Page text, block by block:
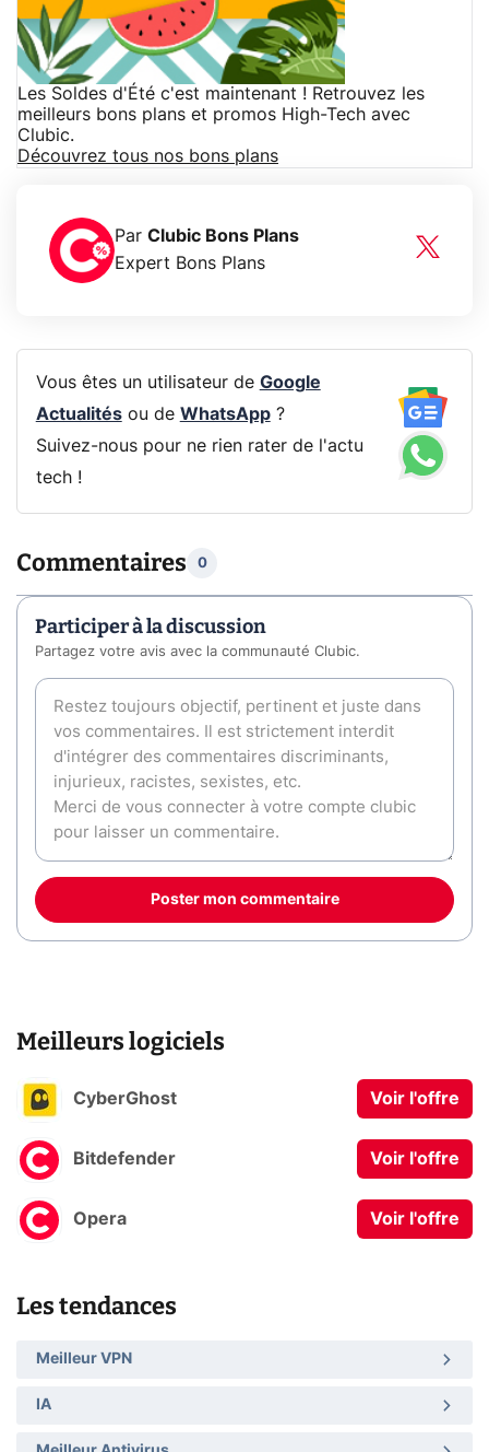
Les Soldes d'Été c'est maintenant ! Retrouvez les
meilleurs bons plans et promos High-Tech avec
Clubic.
Découvrez tous nos bons plans
Par Clubic Bons Plans
Expert Bons Plans
Vous êtes un utilisateur de Google
Actualitésou de WhatsApp?
Suivez-nous pour ne rien rater de l'actu
tech !
Commentaires 0
Participer à la discussion
Partagez votre avis avec la communauté Clubic.
Poster mon commentaire
Meilleurs logiciels
CyberGhost Voir l'offre
Bitdefender Voir l'offre
Opera Voir l'offre
Les tendances
Meilleur VPN
IA